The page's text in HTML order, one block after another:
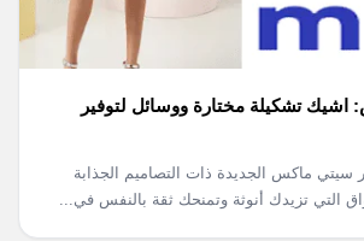
اشيك تشكيلة مختارة ووسائل لتوفير
سيتي ماكس الجديدة ذات التصاميم الجذابة
التي تزيدك أنوثة وتمنحك ثقة بالنفس في...